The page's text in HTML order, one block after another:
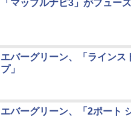
「マップルナビ3」がフュー
エバーグリーン、「ラインス
プ」
エバーグリーン、「2ポート